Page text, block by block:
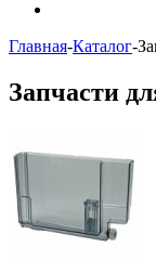
Главная-Каталог-
Запчасти